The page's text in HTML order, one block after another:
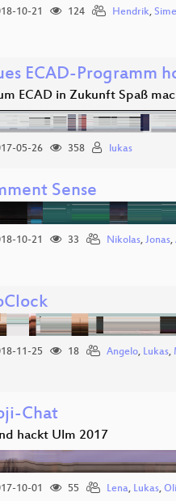
10-21 124 Hendrik,
ECAD-Programm
ECAD in Zukunft Spaß
05-26 358 lukas
Sense
10-21 33 Nikolas, Jonas,
11-25 18 Angelo, Lukas,
Chat
hackt Ulm 2017
10-01 55 Lena, Lukas,